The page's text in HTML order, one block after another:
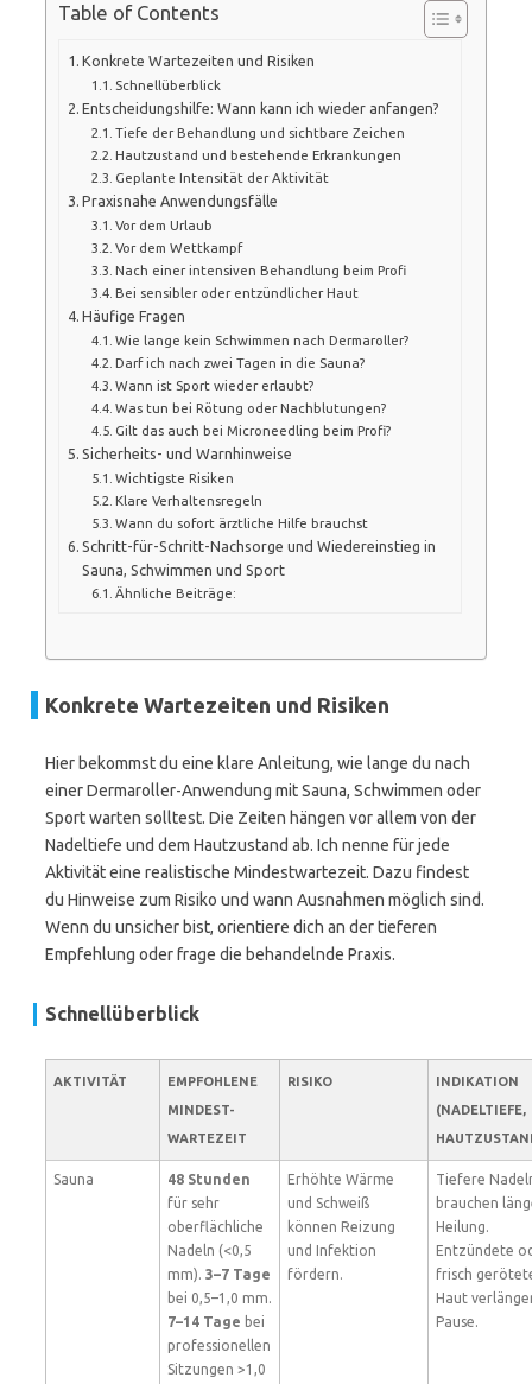
Table of Contents
Konkrete Wartezeiten und Risiken
Schnellüberblick
Entscheidungshilfe: Wann kann ich wieder anfangen?
Tiefe der Behandlung und sichtbare Zeichen
Hautzustand und bestehende Erkrankungen
Geplante Intensität der Aktivität
Praxisnahe Anwendungsfälle
Vor dem Urlaub
Vor dem Wettkampf
Nach einer intensiven Behandlung beim Profi
Bei sensibler oder entzündlicher Haut
Häufige Fragen
Wie lange kein Schwimmen nach Dermaroller?
Darf ich nach zwei Tagen in die Sauna?
Wann ist Sport wieder erlaubt?
Was tun bei Rötung oder Nachblutungen?
Gilt das auch bei Microneedling beim Profi?
Sicherheits- und Warnhinweise
Wichtigste Risiken
Klare Verhaltensregeln
Wann du sofort ärztliche Hilfe brauchst
Schritt-für-Schritt-Nachsorge und Wiedereinstieg in
Sauna, Schwimmen und Sport
Ähnliche Beiträge:
Konkrete Wartezeiten und Risiken
Hier bekommst du eine klare Anleitung, wie lange du nach
einer Dermaroller-Anwendung mit Sauna, Schwimmen oder
Sport warten solltest. Die Zeiten hängen vor allem von der
Nadeltiefe und dem Hautzustand ab. Ich nenne für jede
Aktivität eine realistische Mindestwartezeit. Dazu findest
du Hinweise zum Risiko und wann Ausnahmen möglich sind.
Wenn du unsicher bist, orientiere dich an der tieferen
Empfehlung oder frage die behandelnde Praxis.
Schnellüberblick
AKTIVITÄT
EMPFOHLENE
MINDEST-
WARTEZEIT
RISIKO
INDIKATION
(NADELTIEFE,
Sauna
48 Stunden
für sehr
oberflächliche
Nadeln (<0,5
mm). 3–7 Tage
bei 0,5–1,0 mm.
7–14 Tage bei
professionellen
Sitzungen >1,0
Erhöhte Wärme
und Schweiß
können Reizung
und Infektion
fördern.
Tiefere
brauchen
Heilung.
Entzündete
frisch
Haut
Pause.